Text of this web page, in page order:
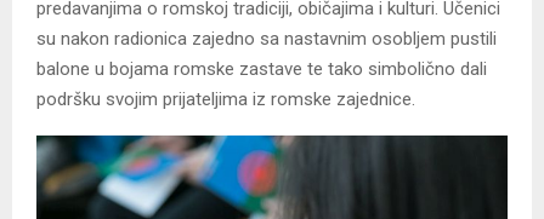
predavanjima o romskoj tradiciji, običajima i kulturi. Učenici
su nakon radionica zajedno sa nastavnim osobljem pustili
balone u bojama romske zastave te tako simbolično dali
podršku svojim prijateljima iz romske zajednice.